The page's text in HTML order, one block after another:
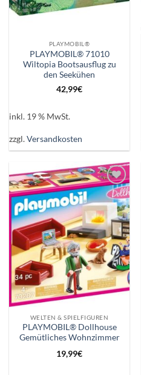
PLAYMOBIL®
PLAYMOBIL® 71010
Wiltopia Bootsausflug zu
den Seekühen
42,99€
inkl. 19 % MwSt.
zzgl.Versandkosten
Auf die
Wunschliste
WELTEN & SPIELFIGUREN
PLAYMOBIL® Dollhouse
Gemütliches Wohnzimmer
19,99€